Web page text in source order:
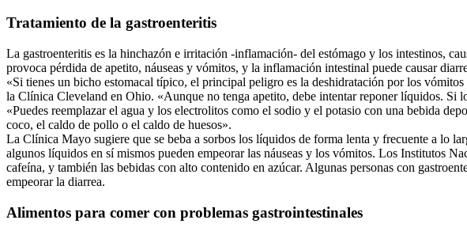
Tratamiento de la gastroenteritis
La gastroenteritis es la hinchazón e irritación -inflamación- del estómago y los intestinos,
provoca pérdida de apetito, náuseas y vómitos, y la inflamación intestinal puede causar
«Si tienes un bicho estomacal típico, el principal peligro es la deshidratación por los
la Clínica Cleveland en Ohio. «Aunque no tenga apetito, debe intentar reponer líquidos. Si
«Puedes reemplazar el agua y los electrolitos como el sodio y el potasio con una bebida
coco, el caldo de pollo o el caldo de huesos».
La Clínica Mayo sugiere que se beba a sorbos los líquidos de forma lenta y frecuente a lo
algunos líquidos en sí mismos pueden empeorar las náuseas y los vómitos. Los Institutos
cafeína, y también las bebidas con alto contenido en azúcar. Algunas personas con
empeorar la diarrea.
Alimentos para comer con problemas gastrointestinales